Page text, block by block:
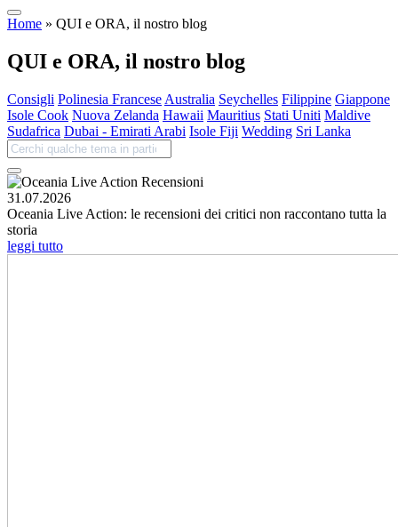
Home » QUI e ORA, il nostro blog
QUI e ORA, il nostro blog
Consigli Polinesia Francese Australia Seychelles Filippine Giappone
Isole Cook Nuova Zelanda Hawaii Mauritius Stati Uniti Maldive
Sudafrica Dubai - Emirati Arabi Isole Fiji Wedding Sri Lanka
31.07.2026
Oceania Live Action: le recensioni dei critici non raccontano tutta la
storia
leggi tutto